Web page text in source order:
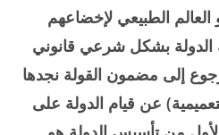
الطبيعي لإخضاعهم
الدولة بشكل شرعي قانوني
إلى مضمون القولة نجدها
عن قيام الدولة على